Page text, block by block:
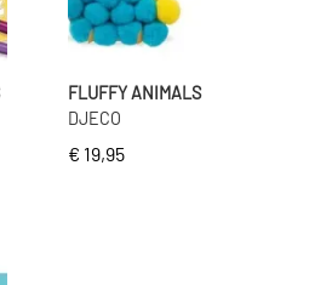
FLUFFY ANIMALS
DJECO
€ 19,95